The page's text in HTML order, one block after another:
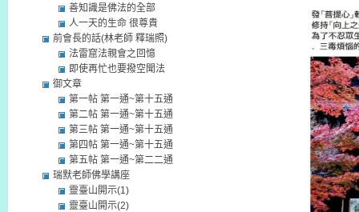
善知識是佛法的全部
人一天的生命 很尊貴
前會長的話(林老師 釋瑞照)
法雷窟法親會之回憶
即使再忙也要撥空聞法
御文章
第一帖 第一通~第十五通
第二帖 第一通~第十五通
第三帖 第一通~第十五通
第四帖 第一通~第十五通
第五帖 第一通~第二二通
瑞默老師佛學講座
靈臺山開示(1)
靈臺山開示(2)